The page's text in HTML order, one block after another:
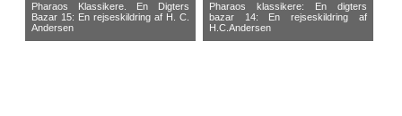
Pharaos Klassikere. En Digters
Bazar 15: En rejseskildring af H. C.
Andersen
Pharaos klassikere: En digters
bazar 14: En rejseskildring af
H.C.Andersen